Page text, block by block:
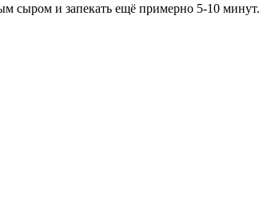
сыром и запекать ещё примерно 5-10 минут.